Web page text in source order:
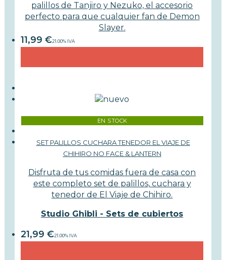
palillos de Tanjiro y Nezuko, el accesorio
perfecto para que cualquier fan de Demon
Slayer.
11,99 €21.00% IVA
EN STOCK
SET PALILLOS CUCHARA TENEDOR EL VIAJE DE
CHIHIRO NO FACE & LANTERN
Disfruta de tus comidas fuera de casa con
este completo set de palillos, cuchara y
tenedor de El Viaje de Chihiro.
Studio Ghibli - Sets de cubiertos
21,99 €21.00% IVA